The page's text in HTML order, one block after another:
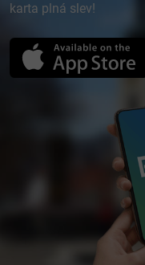
karta plná slev!